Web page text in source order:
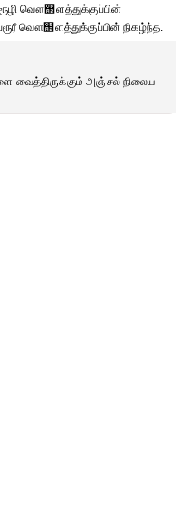
வௌ஢ளத்துக்குப்பின்
வௌ஢ளத்துக்குப்பின் நிகழ்ந்த.
வைத்திருக்கும் அஞ்சல் நிலைய